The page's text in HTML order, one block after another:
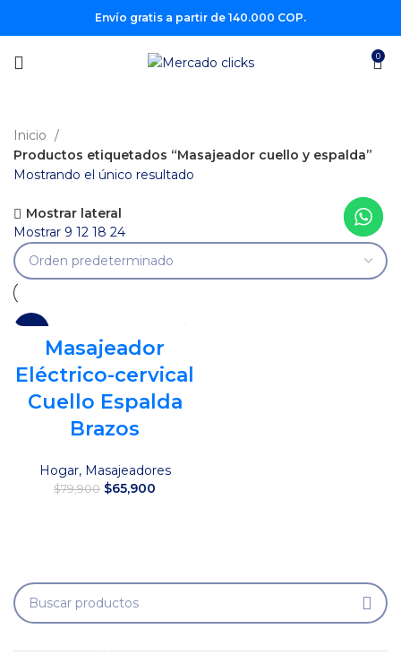
Envío gratis a partir de 140.000 COP.
0
Inicio
Productos etiquetados “Masajeador cuello y espalda”
Mostrando el único resultado
Mostrar lateral
Mostrar 9 12 18 24
-18%
Masajeador
Eléctrico-cervical
Cuello Espalda
Brazos
Hogar, Masajeadores
$79,900 El
$65,900